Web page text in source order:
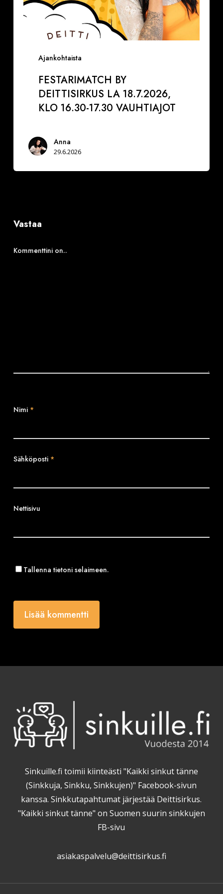
Ajankohtaista
FESTARIMATCH BY
DEITTISIRKUS LA 18.7.2026,
KLO 16.30-17.30 VAUHTIAJOT
Anna
29.6.2026
Vastaa
Kommenttini on..
Nimi *
Sähköposti *
Nettisivu
Tallenna tietoni selaimeen.
Sinkuille.fi toimii kiinteästi "Kaikki sinkut tänne
(Sinkkuja, Sinkku, Sinkkujen)" Facebook-sivun
kanssa. Sinkkutapahtumat järjestää Deittisirkus.
"Kaikki sinkut tänne" on Suomen suurin sinkkujen
FB-sivu
asiakaspalvelu@deittisirkus.fi